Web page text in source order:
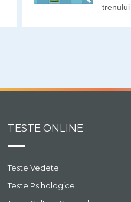
trenului
TESTE ONLINE
Teste Vedete
Teste Psihologice